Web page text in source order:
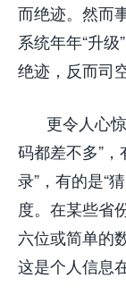
而绝迹。然而
系统年年“升
绝迹，反而司
更令人心
码都差不多”
录”，有的是“
度。在某些省
六位或简单的
这是个人信息